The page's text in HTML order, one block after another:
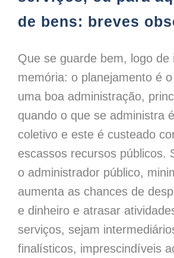
de bens: breves
Que se guarde bem, logo de
memória: o planejamento é
uma boa administração,
quando o que se administra
coletivo e este é custeado
escassos recursos públicos.
o administrador público,
aumenta as chances de
e dinheiro e atrasar
serviços, sejam
finalísticos, imprescindíveis